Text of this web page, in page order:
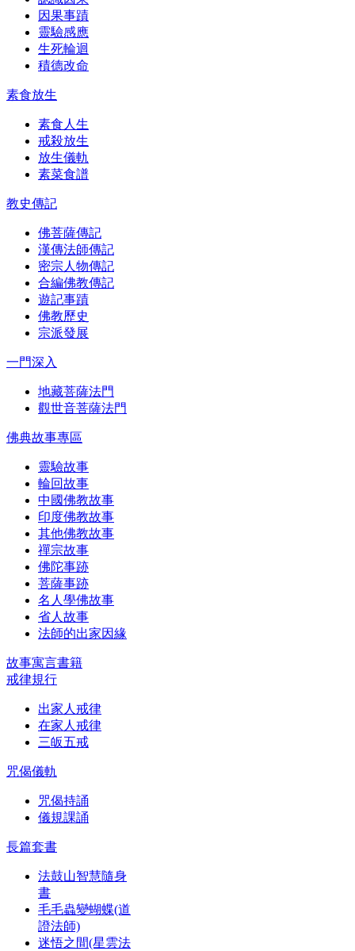
因果事蹟
靈驗感應
生死輪迴
積德改命
素食放生
素食人生
戒殺放生
放生儀軌
素菜食譜
教史傳記
佛菩薩傳記
漢傳法師傳記
密宗人物傳記
合編佛教傳記
遊記事蹟
佛教歷史
宗派發展
一門深入
地藏菩薩法門
觀世音菩薩法門
佛典故事專區
靈驗故事
輪回故事
中國佛教故事
印度佛教故事
其他佛教故事
禪宗故事
佛陀事跡
菩薩事跡
名人學佛故事
省人故事
法師的出家因緣
故事寓言書籍
戒律規行
出家人戒律
在家人戒律
三皈五戒
咒偈儀軌
咒偈持誦
儀規課誦
長篇套書
法鼓山智慧隨身
書
毛毛蟲變蝴蝶(道
證法師)
迷悟之間(星雲法